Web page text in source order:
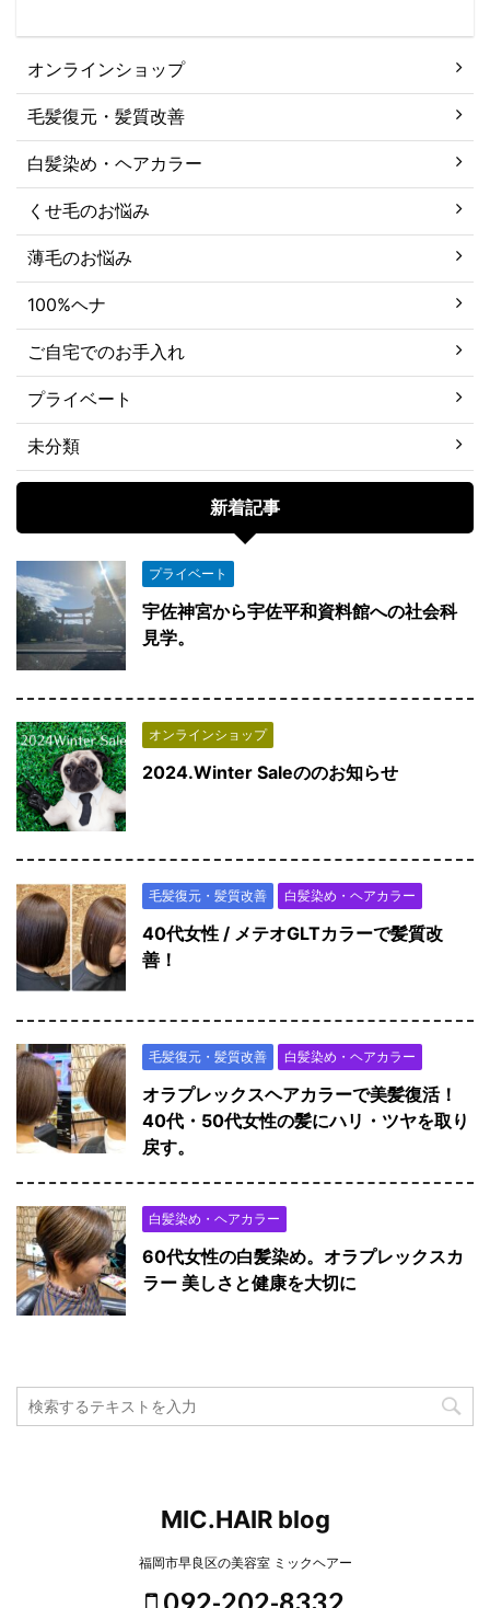
オンラインショップ
毛髪復元・髪質改善
白髪染め・ヘアカラー
くせ毛のお悩み
薄毛のお悩み
100%ヘナ
ご自宅でのお手入れ
プライベート
未分類
新着記事
プライベート
宇佐神宮から宇佐平和資料館への社会科
見学。
オンラインショップ
2024.Winter Saleののお知らせ
毛髪復元・髪質改善 白髪染め・ヘアカラー
40代女性 / メテオGLTカラーで髪質改
善！
毛髪復元・髪質改善 白髪染め・ヘアカラー
オラプレックスヘアカラーで美髪復活！
40代・50代女性の髪にハリ・ツヤを取り
戻す。
白髪染め・ヘアカラー
60代女性の白髪染め。オラプレックスカ
ラー 美しさと健康を大切に
MIC.HAIR blog
福岡市早良区の美容室 ミックヘアー
092-202-8332